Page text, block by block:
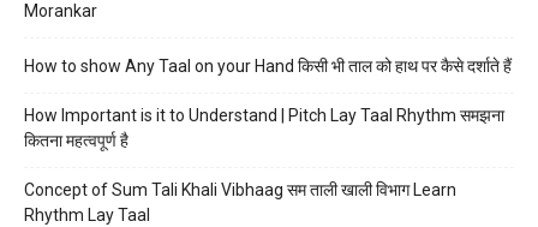
Morankar
How to show Any Taal on your Hand किसी भी ताल को हाथ पर कैसे दर्शाते हैं
How Important is it to Understand | Pitch Lay Taal Rhythm समझना
कितना महत्वपूर्ण है
Concept of Sum Tali Khali Vibhaag सम ताली खाली विभाग Learn
Rhythm Lay Taal